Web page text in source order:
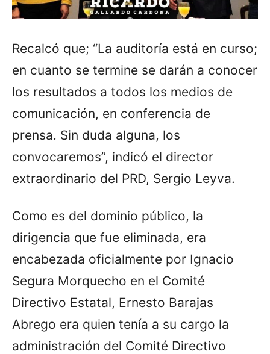
Recalcó que; “La auditoría está en curso;
en cuanto se termine se darán a conocer
los resultados a todos los medios de
comunicación, en conferencia de
prensa. Sin duda alguna, los
convocaremos”, indicó el director
extraordinario del PRD, Sergio Leyva.
Como es del dominio público, la
dirigencia que fue eliminada, era
encabezada oficialmente por Ignacio
Segura Morquecho en el Comité
Directivo Estatal, Ernesto Barajas
Abrego era quien tenía a su cargo la
administración del Comité Directivo